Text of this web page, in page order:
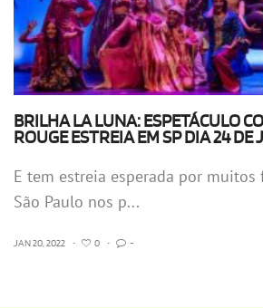
BRILHA LA LUNA: ESPETÁCULO
ROUGE ESTREIA EM SP DIA 24 DE
E tem estreia esperada por muitos
São Paulo nos p...
JAN 20, 2022 • 0 • -